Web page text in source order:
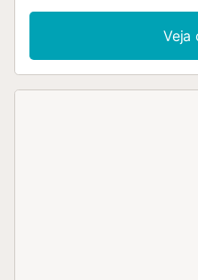
comodidades adicionais
(adequado para chamadas
condicionado, bem como
Este aluguer de férias
Veja